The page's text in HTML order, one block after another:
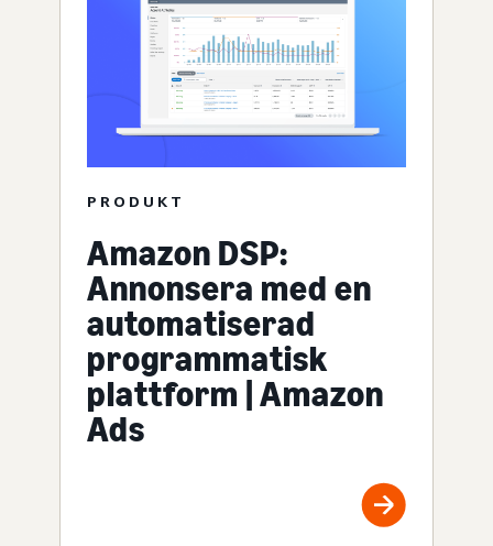
PRODUKT
Amazon DSP:
Annonsera med en
automatiserad
programmatisk
plattform | Amazon
Ads